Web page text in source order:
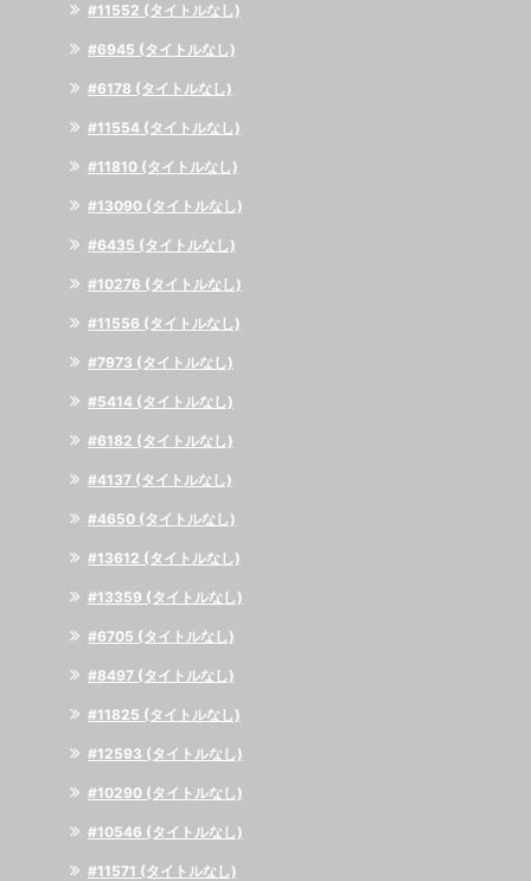
#11552 (タイトルなし)
#6945 (タイトルなし)
#6178 (タイトルなし)
#11554 (タイトルなし)
#11810 (タイトルなし)
#13090 (タイトルなし)
#6435 (タイトルなし)
#10276 (タイトルなし)
#11556 (タイトルなし)
#7973 (タイトルなし)
#5414 (タイトルなし)
#6182 (タイトルなし)
#4137 (タイトルなし)
#4650 (タイトルなし)
#13612 (タイトルなし)
#13359 (タイトルなし)
#6705 (タイトルなし)
#8497 (タイトルなし)
#11825 (タイトルなし)
#12593 (タイトルなし)
#10290 (タイトルなし)
#10546 (タイトルなし)
#11571 (タイトルなし)